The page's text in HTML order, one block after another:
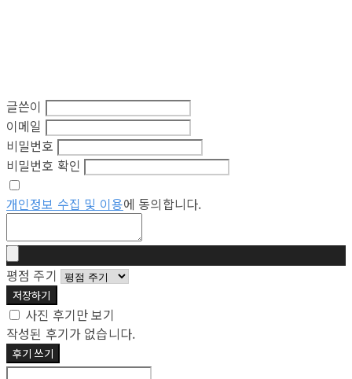
글쓴이
이메일
비밀번호
비밀번호 확인
개인정보 수집 및 이용에 동의합니다.
평점 주기
저장하기
사진 후기만 보기
작성된 후기가 없습니다.
후기 쓰기